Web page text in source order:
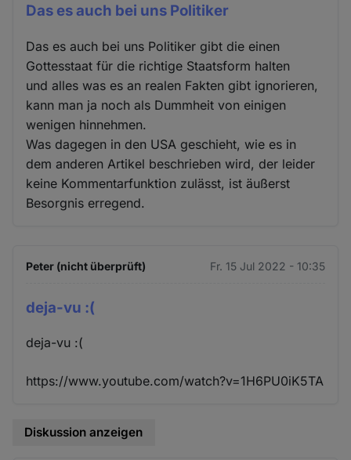
Das es auch bei uns Politiker
Das es auch bei uns Politiker gibt die einen
Gottesstaat für die richtige Staatsform halten
und alles was es an realen Fakten gibt ignorieren,
kann man ja noch als Dummheit von einigen
wenigen hinnehmen.
Was dagegen in den USA geschieht, wie es in
dem anderen Artikel beschrieben wird, der leider
keine Kommentarfunktion zulässt, ist äußerst
Besorgnis erregend.
Peter (nicht überprüft) Fr. 15 Jul 2022 - 10:35
deja-vu :(
deja-vu :(
https://www.youtube.com/watch?v=1H6PU0iK5TA
Diskussion anzeigen